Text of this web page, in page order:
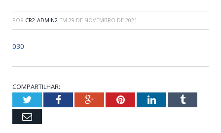
POR CR2-ADMIN2 EM 29 DE NOVEMBRO DE 2021
030
COMPARTILHAR:
TwitterFacebookGoogle+PinterestLinkedInTumblr
Email